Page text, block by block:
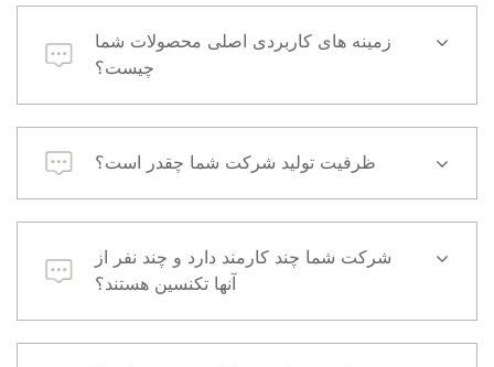
زمینه های کاربردی اصلی محصولات شما
چیست؟
ظرفیت تولید شرکت شما چقدر است؟
شرکت شما چند کارمند دارد و چند نفر از
آنها تکنسین هستند؟